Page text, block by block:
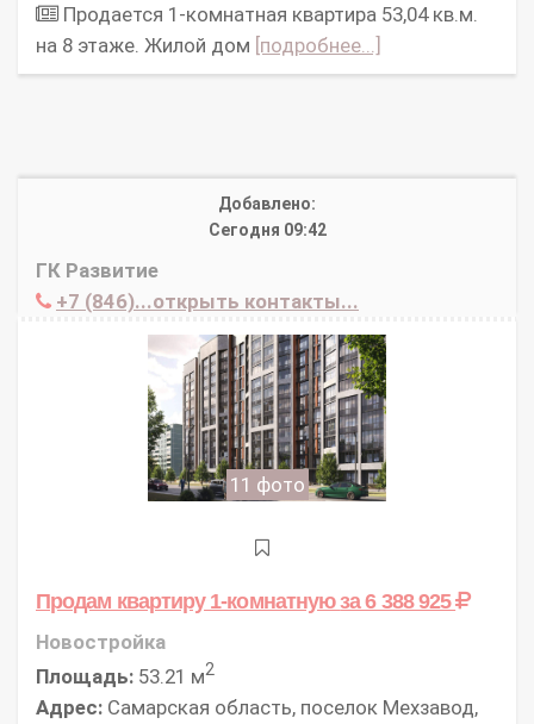
Продается 1-комнатная квартира 53,04 кв.м.
на 8 этаже. Жилой дом [подробнее...]
Добавлено:
Сегодня 09:42
ГК Развитие
+7 (846)...открыть контакты...
11 фото
Продам квартиру 1-комнатнуюза 6 388 925
Новостройка
Площадь: 53.21 м2
Адрес: Самарская область, поселок Мехзавод,